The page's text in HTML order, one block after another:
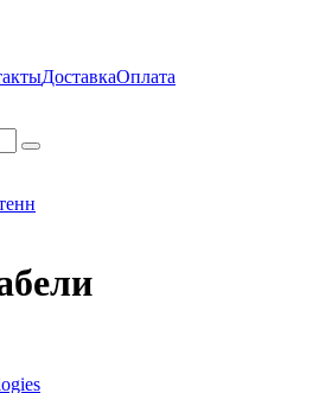
ДоставкаОплата